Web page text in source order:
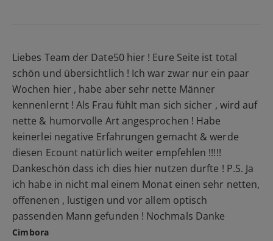
Liebes Team der Date50 hier ! Eure Seite ist total
schön und übersichtlich ! Ich war zwar nur ein paar
Wochen hier , habe aber sehr nette Männer
kennenlernt ! Als Frau fühlt man sich sicher , wird auf
nette & humorvolle Art angesprochen ! Habe
keinerlei negative Erfahrungen gemacht & werde
diesen Ecount natürlich weiter empfehlen !!!!!
Dankeschön dass ich dies hier nutzen durfte ! P.S. Ja
ich habe in nicht mal einem Monat einen sehr netten,
offenenen , lustigen und vor allem optisch
passenden Mann gefunden ! Nochmals Danke
Cimbora